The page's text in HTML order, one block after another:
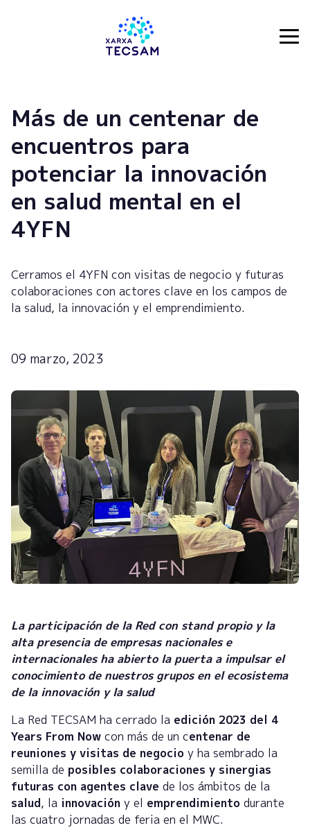
Más de un centenar de
encuentros para
potenciar la innovación
en salud mental en el
4YFN
Cerramos el 4YFN con visitas de negocio y futuras
colaboraciones con actores clave en los campos de
la salud, la innovación y el emprendimiento.
09 marzo, 2023
La participación de la Red con stand propio y la
alta presencia de empresas nacionales e
internacionales ha abierto la puerta a impulsar el
conocimiento de nuestros grupos en el ecosistema
de la innovación y la salud
La Red TECSAM ha cerrado la edición 2023 del 4
Years From Now con más de un centenar de
reuniones y visitas de negocio y ha sembrado la
semilla de posibles colaboraciones y sinergias
futuras con agentes clave de los ámbitos de la
salud, la innovación y el emprendimiento durante
las cuatro jornadas de feria en el MWC.